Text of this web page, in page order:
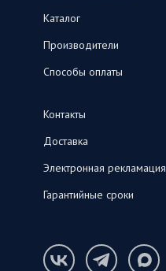
Каталог
Производители
Способы оплаты
Контакты
Доставка
Электронная рекламация
Гарантийные сроки